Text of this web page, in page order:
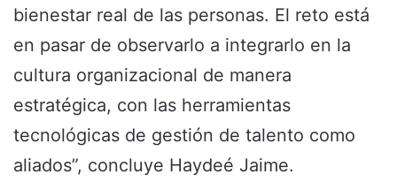
bienestar real de las personas. El reto está
en pasar de observarlo a integrarlo en la
cultura organizacional de manera
estratégica, con las herramientas
tecnológicas de gestión de talento como
aliados”, concluye Haydeé Jaime.